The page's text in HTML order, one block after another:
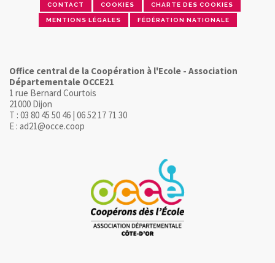
CONTACT COOKIES CHARTE DES COOKIES
MENTIONS LÉGALES FÉDÉRATION NATIONALE
Office central de la Coopération à l'Ecole - Association
Départementale OCCE21
1 rue Bernard Courtois
21000 Dijon
T : 03 80 45 50 46 | 06 52 17 71 30
E : ad21@occe.coop